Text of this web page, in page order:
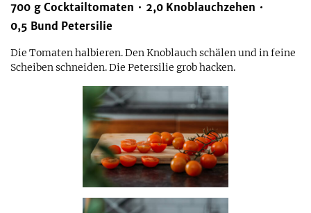
700 g Cocktailtomaten 2,0 Knoblauchzehen
0,5 Bund Petersilie
Die Tomaten halbieren. Den Knoblauch schälen und in feine
Scheiben schneiden. Die Petersilie grob hacken.